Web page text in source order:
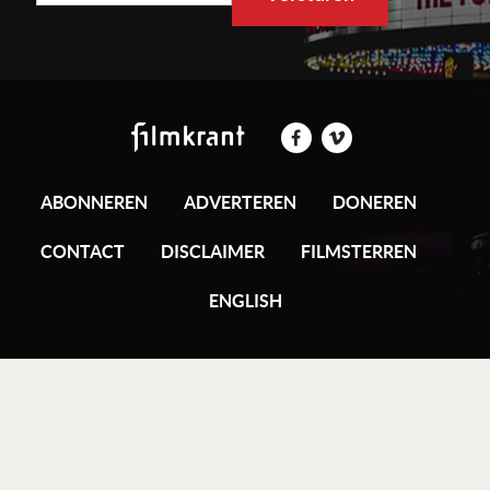
ABONNEREN ADVERTEREN DONEREN
CONTACT DISCLAIMER FILMSTERREN
ENGLISH